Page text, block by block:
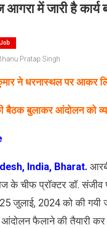
में जारी है
Pratap Singh
ने धरनास्थल पर आकर
बैठक बुलाकर आंदोलन को
India, Bharat.
के चीफ प्रॉक्टर डॉ. संजीव
25 जुलाई, 2024 को की गयी
फैलाने की तैयारी कर